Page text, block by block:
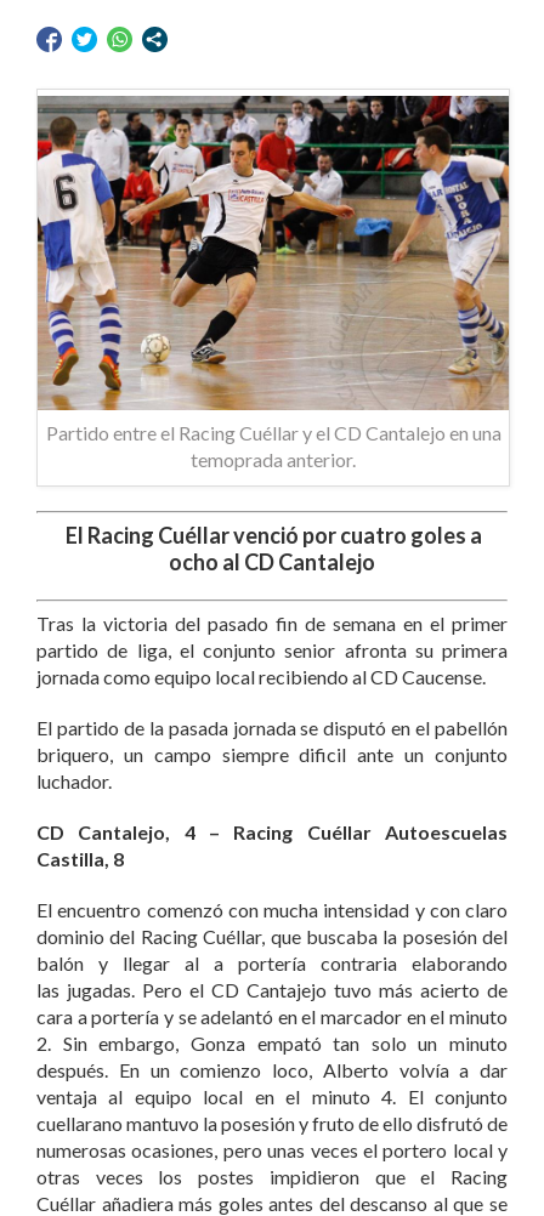
Partido entre el Racing Cuéllar y el CD Cantalejo en una
temoprada anterior.
El Racing Cuéllar venció por cuatro goles a
ocho al CD Cantalejo
Tras la victoria del pasado fin de semana en el primer
partido de liga, el conjunto senior afronta su primera
jornada como equipo local recibiendo al CD Caucense.
El partido de la pasada jornada se disputó en el pabellón
briquero, un campo siempre dificil ante un conjunto
luchador.
CD Cantalejo, 4 – Racing Cuéllar Autoescuelas
Castilla, 8
El encuentro comenzó con mucha intensidad y con claro
dominio del Racing Cuéllar, que buscaba la posesión del
balón y llegar al a portería contraria elaborando
las jugadas. Pero el CD Cantajejo tuvo más acierto de
cara a portería y se adelantó en el marcador en el minuto
2. Sin embargo, Gonza empató tan solo un minuto
después. En un comienzo loco, Alberto volvía a dar
ventaja al equipo local en el minuto 4. El conjunto
cuellarano mantuvo la posesión y fruto de ello disfrutó de
numerosas ocasiones, pero unas veces el portero local y
otras veces los postes impidieron que el Racing
Cuéllar añadiera más goles antes del descanso al que se